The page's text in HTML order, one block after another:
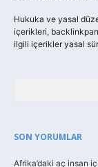
Hukuka ve yasal
içerikleri,
ilgili içerikler yasal
SON YORUMLAR
Afrika’daki aç insan